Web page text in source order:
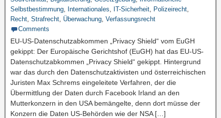
Selbstbestimmung, Internationales, IT-Sicherheit, Polizeirecht,
Recht, Strafrecht, Überwachung, Verfassungsrecht
Comments
EU-US-Datenschutzabkommen „Privacy Shield“ vom EuGH
gekippt: Der Europäische Gerichtshof (EuGH) hat das EU-US-
Datenschutzabkommen „Privacy Shield“ gekippt. Hintergrund
war das durch den Datenschutzaktivisten und österreichischen
Juristen Max Schrems eingeleitete Verfahren, der die
Übermittlung der Daten durch Facebook Irland an den
Mutterkonzern in den USA bemängelte, denn dort müsse der
Konzern die Daten US-Behörden wie der NSA […]